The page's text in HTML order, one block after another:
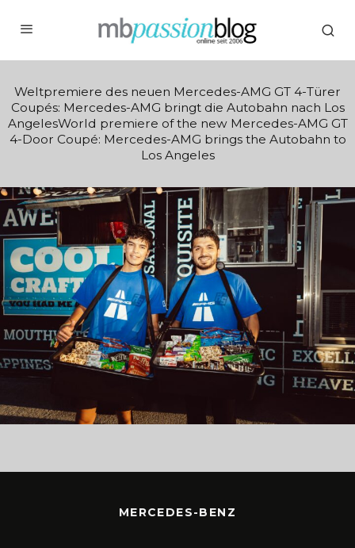
Weltpremiere des neuen Mercedes-AMG GT 4-Türer
Coupés: Mercedes-AMG bringt die Autobahn nach Los
AngelesWorld premiere of the new Mercedes-AMG GT
4-Door Coupé: Mercedes-AMG brings the Autobahn to
Los Angeles
MERCEDES-BENZ